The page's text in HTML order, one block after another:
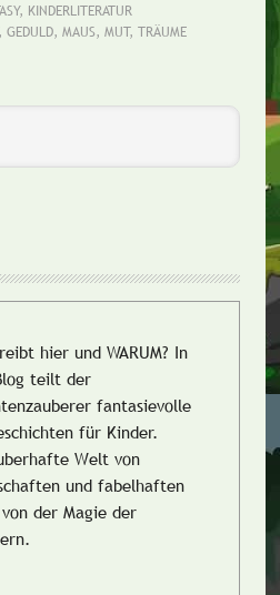
, KINDERLITERATUR
GEDULD, MAUS, MUT, TRÄUME
hier und WARUM? In
teilt der
fantasievolle
für Kinder.
Welt von
und fabelhaften
der Magie der